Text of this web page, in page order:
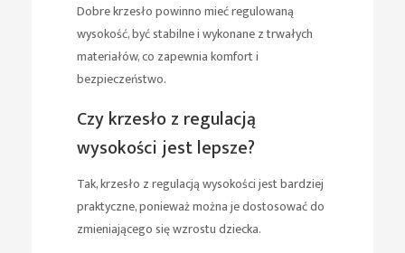
Dobre krzesło powinno mieć regulowaną
wysokość, być stabilne i wykonane z trwałych
materiałów, co zapewnia komfort i
bezpieczeństwo.
Czy krzesło z regulacją
wysokości jest lepsze?
Tak, krzesło z regulacją wysokości jest bardziej
praktyczne, ponieważ można je dostosować do
zmieniającego się wzrostu dziecka.